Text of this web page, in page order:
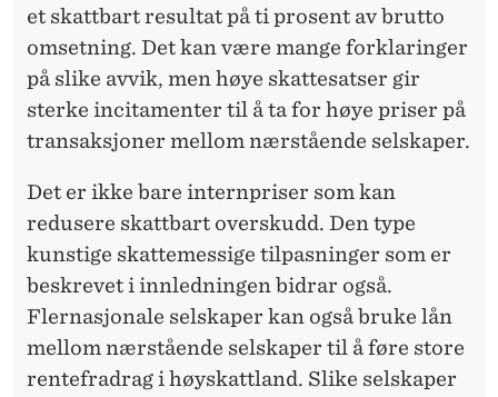
et skattbart resultat på ti prosent av brutto
omsetning. Det kan være mange forklaringer
på slike avvik, men høye skattesatser gir
sterke incitamenter til å ta for høye priser på
transaksjoner mellom nærstående selskaper.
Det er ikke bare internpriser som kan
redusere skattbart overskudd. Den type
kunstige skattemessige tilpasninger som er
beskrevet i innledningen bidrar også.
Flernasjonale selskaper kan også bruke lån
mellom nærstående selskaper til å føre store
rentefradrag i høyskattland. Slike selskaper